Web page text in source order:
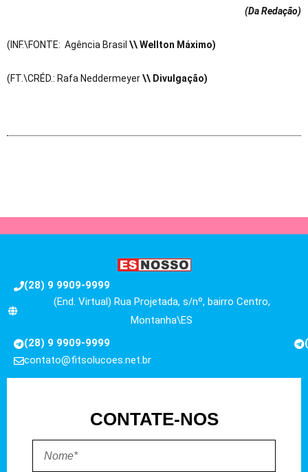
(Da Redação)
(INF.\FONTE: Agência Brasil \\ Wellton Máximo)
(FT.\CRÉD.: Rafa Neddermeyer\\ Divulgação)
(28) 9 9909-9999
(End. Virtual) Rua Projetada, s/nº, bairro Centro,
Montanha\ES
(28) 9 9909-9999
contato@fitsolucoes.net.br
CONTATE-NOS